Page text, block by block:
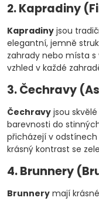
2. Kapradiny
Kapradiny jsou
elegantní, jemně
zahrady nebo místa
vzhled v každé
3. Čechravy
Čechravy jsou
barevnosti do
přicházejí v
krásný kontrast se
4. Brunnery
Brunnery mají